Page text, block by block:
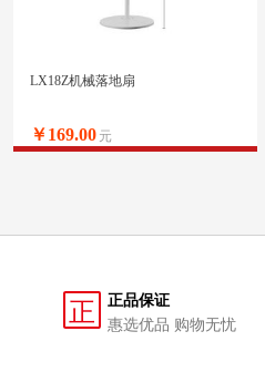
LX18Z机械落地扇
￥169.00 元
正
正品保证
惠选优品 购物无忧